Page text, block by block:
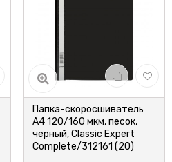
Папка-скоросшиватель
А4 120/160 мкм, песок,
черный, Classic Expert
Complete/312161 (20)